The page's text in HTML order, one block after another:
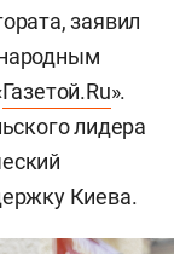
заявил
Газетой.Ru».
лидера
Киева.